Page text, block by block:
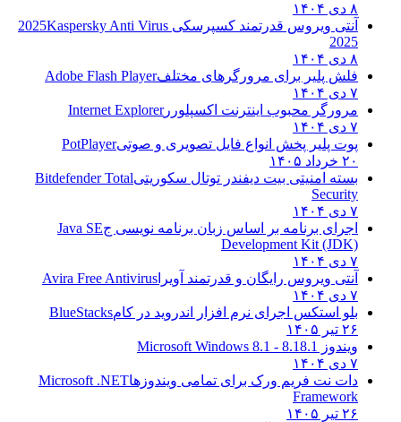
۸ دی ۱۴۰۴
آنتی ویروس قدرتمند کسپرسکی 2025 Kaspersky Anti Virus
2025
۸ دی ۱۴۰۴
فلش پلیر برای مرورگرهای مختلفAdobe Flash Player
۷ دی ۱۴۰۴
مرورگر محبوب اینترنت اکسپلوررInternet Explorer
۷ دی ۱۴۰۴
پوت پلیر پخش انواع فایل تصویری و صوتیPotPlayer
۲۰ خرداد ۱۴۰۵
بسته امنیتی بیت دیفندر توتال سکوریتیBitdefender Total
Security
۷ دی ۱۴۰۴
اجرای برنامه بر اساس زبان برنامه نویسی جJava SE
Development Kit (JDK)
۷ دی ۱۴۰۴
آنتی ویروس رایگان و قدرتمند آویرا Avira Free Antivirus
۷ دی ۱۴۰۴
بلو استکس اجرای نرم افزار اندروید در کامBlueStacks
۲۶ تیر ۱۴۰۵
ویندوز 8.1
8.1 - Microsoft Windows 8.1
۷ دی ۱۴۰۴
دات نت فریم ورک برای تمامی ویندوزهاMicrosoft .NET
Framework
۲۶ تیر ۱۴۰۵